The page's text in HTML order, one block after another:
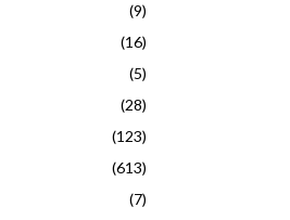
(9)
(16)
(5)
(28)
(123)
(613)
(7)